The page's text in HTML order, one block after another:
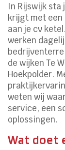
In Rijswijk sta
krijgt met een
aan je cv
werken
de wijken Te
Hoekpolder.
weten wij
service, een
oplossingen.
Wat doet